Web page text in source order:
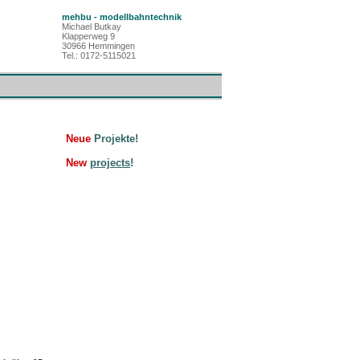
mehbu - modellbahntechnik
Michael Butkay
Klapperweg 9
30966 Hemmingen
Tel.: 0172-5115021
Neue Projekte!
New projects!